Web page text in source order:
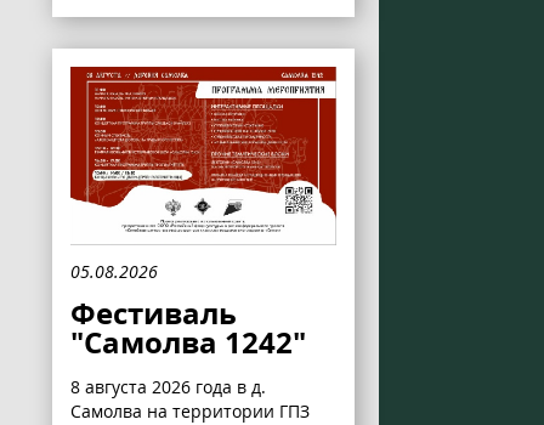
05.08.2026
Фестиваль
"Самолва 1242"
8 августа 2026 года в д.
Самолва на территории ГПЗ